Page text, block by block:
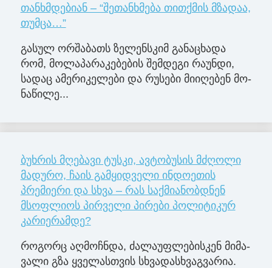
თანხმდებიან – “შეთანხმება თითქმის მზადაა,
თუმცა…”
გა­სულ ორ­შა­ბათს ზე­ლენ­სკიმ გა­ნა­ცხა­და
რომ, მო­ლა­პა­რა­კე­ბე­ბის შემ­დე­გი რა­უნ­დი,
სა­დაც ამე­რი­კე­ლე­ბი და რუ­სე­ბი მი­ი­ღე­ბენ მო­
ნა­წი­ლე­...
ბუხრის მღებავი ტუსკი, ავტობუსის მძღოლი
მადურო, ჩაის გამყიდველი ინდოეთის
პრემიერი და სხვა – რას საქმიანობდნენ
მსოფლიოს პირველი პირები პოლიტიკურ
კარიერამდე?
რო­გორც აღ­მოჩ­ნდა, ძა­ლა­უფ­ლე­ბის­კენ მი­მა­
ვა­ლი გზა ყვე­ლას­თვის სხვა­დას­ხვაგ­ვა­რია.